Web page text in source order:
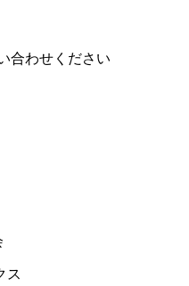
合わせください
ス